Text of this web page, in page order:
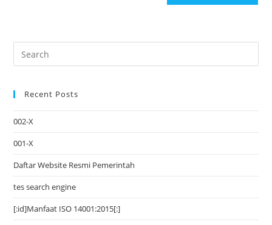
Recent Posts
002-X
001-X
Daftar Website Resmi Pemerintah
tes search engine
[:id]Manfaat ISO 14001:2015[:]